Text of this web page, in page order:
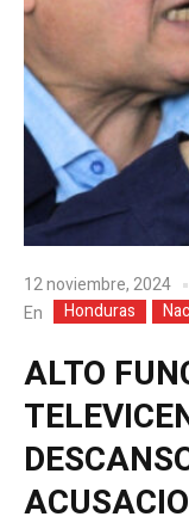
12 noviembre, 2024
En
Honduras
ALTO